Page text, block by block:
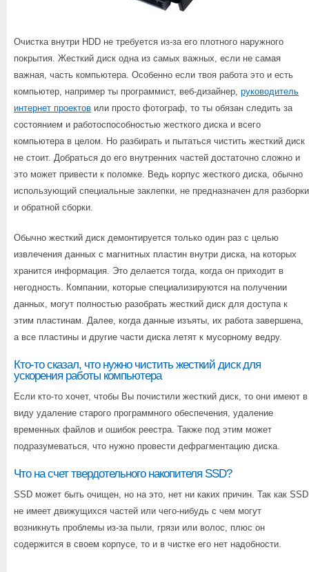
Очистка внутри HDD не требуется из-за его плотного наружного
покрытия. Жесткий диск одна из самых важных, если не самая
важная, часть компьютера. Особенно если твоя работа это и есть
компьютер, например ты программист, веб-дизайнер, руководитель
интернет проектов или просто фотограф, то ты обязан следить за
состоянием и работоспособностью жесткого диска и всего
компьютера в целом. Но разбирать и пытаться чистить жесткий диск
не стоит. Добраться до его внутренних частей достаточно сложно и
это может привести к поломке. Ведь корпус жесткого диска, обычно
использующий специальные заклепки, не предназначен для разборки
и обратной сборки.
Обычно жесткий диск демонтируется только один раз с целью
извлечения данных с магнитных пластин внутри диска, на которых
хранится информация. Это делается тогда, когда он приходит в
негодность. Компании, которые специализируются на получении
данных, могут полностью разобрать жесткий диск для доступа к
этим пластинам. Далее, когда данные изъяты, их работа завершена,
а все пластины и другие части диска летят к мусорному ведру.
Кто-то сказал, что нужно чистить жесткий диск для
ускорения работы компьютера
Если кто-то хочет, чтобы Вы почистили жесткий диск, то они имеют в
виду удаление старого программного обеспечения, удаление
временных файлов и ошибок реестра. Также под этим может
подразумеваться, что нужно провести дефрагментацию диска.
Что на счет твердотельного накопителя SSD?
SSD может быть очищен, но на это, нет ни каких причин. Так как SSD
не имеет движущихся частей или чего-нибудь с чем могут
возникнуть проблемы из-за пыли, грязи или волос, плюс он
содержится в своем корпусе, то и в чистке его нет надобности.